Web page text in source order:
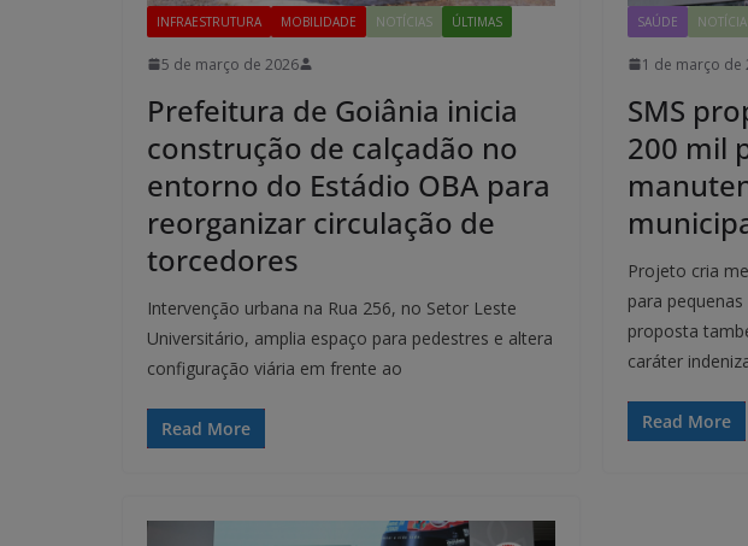
INFRAESTRUTURA MOBILIDADE NOTÍCIAS ÚLTIMAS
5 de março de 2026
Prefeitura de Goiânia inicia
construção de calçadão no
entorno do Estádio OBA para
reorganizar circulação de
torcedores
Intervenção urbana na Rua 256, no Setor Leste
Universitário, amplia espaço para pedestres e altera
configuração viária em frente ao
Read More
SAÚDE
1 de março de
SMS
200 mil
Projeto cria
para
proposta
caráter
Read More